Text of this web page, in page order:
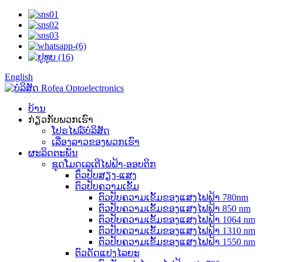
English
ບ້ານ
ກ່ຽວກັບພວກເຮົາ
ໂປຣໄຟລ໌ບໍລິສັດ
ເລື່ອງລາວຂອງພວກເຮົາ
ຜະລິດຕະພັນ
ຊຸດໂມດູເລເຕີໄຟຟ້າ-ອອບຕິກ
ຕົວປັບສຽງ-ແສງ
ຕົວປັບຄວາມເຂັ້ມ
ຕົວປັບຄວາມເຂັ້ມຂອງແສງໄຟຟ້າ 780nm
ຕົວປັບຄວາມເຂັ້ມຂອງແສງໄຟຟ້າ 850 nm
ຕົວປັບຄວາມເຂັ້ມຂອງແສງໄຟຟ້າ 1064 nm
ຕົວປັບຄວາມເຂັ້ມຂອງແສງໄຟຟ້າ 1310 nm
ຕົວປັບຄວາມເຂັ້ມຂອງແສງໄຟຟ້າ 1550 nm
ຕົວດັດແປງໄລຍະ